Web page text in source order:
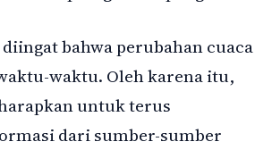
bahwa perubahan cuaca
waktu. Oleh karena itu,
untuk terus
dari sumber-sumber